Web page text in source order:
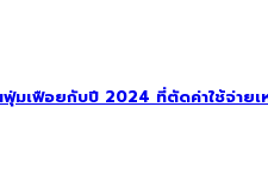
มเฟือยกับปี 2024 ที่ตัดค่าใช้จ่ายเ